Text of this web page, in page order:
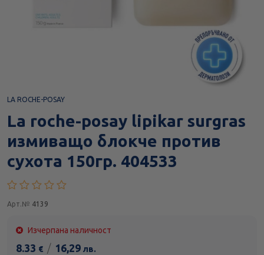
LA ROCHE-POSAY
La roche-posay lipikar surgras
измиващо блокче против
сухота 150гр. 404533
Арт.№ 4139
Изчерпана наличност
8.33 € / 16,29 лв.